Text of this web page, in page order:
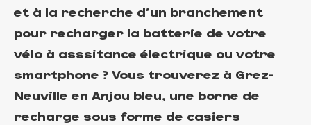
et à la recherche d'un branchement
pour recharger la batterie de votre
vélo à asssitance électrique ou votre
smartphone ? Vous trouverez à Grez-
Neuville en Anjou bleu, une borne de
recharge sous forme de casiers